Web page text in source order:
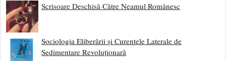
Scrisoare Deschisă Către Neamul Românesc
Sociologia Eliberării și Curentele Laterale de
Sedimentare Revoluționară